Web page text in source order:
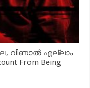
വീണാൽ എല്ലാം
From Being